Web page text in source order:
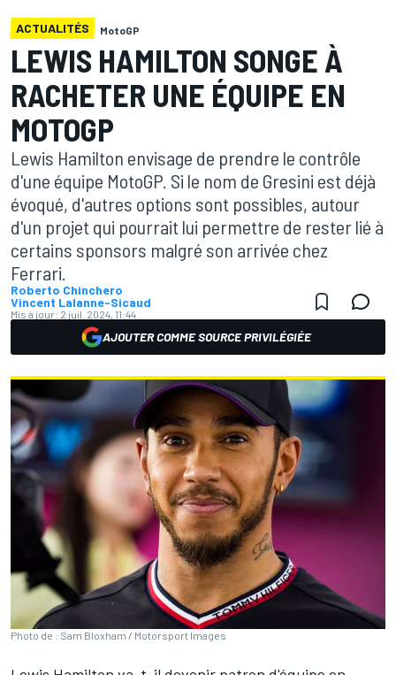
ACTUALITÉS MotoGP
LEWIS HAMILTON SONGE À
RACHETER UNE ÉQUIPE EN
MOTOGP
Lewis Hamilton envisage de prendre le contrôle
d'une équipe MotoGP. Si le nom de Gresini est déjà
évoqué, d'autres options sont possibles, autour
d'un projet qui pourrait lui permettre de rester lié à
certains sponsors malgré son arrivée chez
Ferrari.
Roberto Chinchero
Vincent Lalanne-Sicaud
Mis à jour: 2 juil. 2024, 11:44
AJOUTER COMME SOURCE PRIVILÉGIÉE
Photo de : Sam Bloxham / Motorsport Images